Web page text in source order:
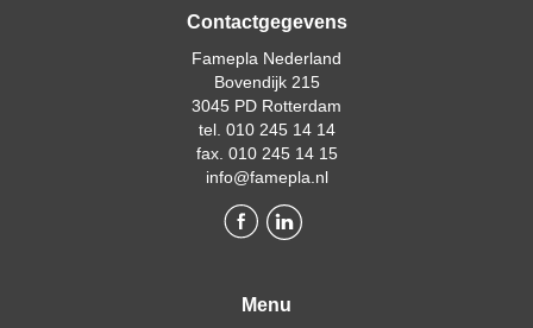
Contactgegevens
Famepla Nederland
Bovendijk 215
3045 PD Rotterdam
tel. 010 245 14 14
fax. 010 245 14 15
info@famepla.nl
Menu